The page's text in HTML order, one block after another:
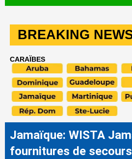
BREAKING
CARAÏBES
Jamaïque: WISTA
fournitures de secours